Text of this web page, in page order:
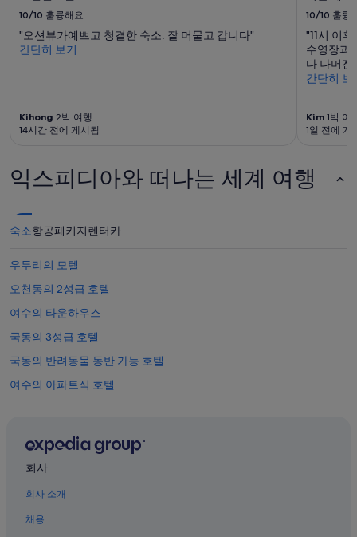
10/10 훌륭해요
"오션뷰가예쁘고 청결한 숙소. 잘 머물고 갑니다"
간단히 보기
Kihong 2박 여행
14시간 전에 게시됨
10/10 훌륭
"11시 이
수영장과
다 나머진
간단히 보
Kim 1박 여
1일 전에 게
익스피디아와 떠나는 세계 여행
숙소항공패키지렌터카
우두리의 모텔
오천동의 2성급 호텔
여수의 타운하우스
국동의 3성급 호텔
국동의 반려동물 동반 가능 호텔
여수의 아파트식 호텔
우두리의 캐러밴 파크
국동 호텔
회사
회사 소개
채용